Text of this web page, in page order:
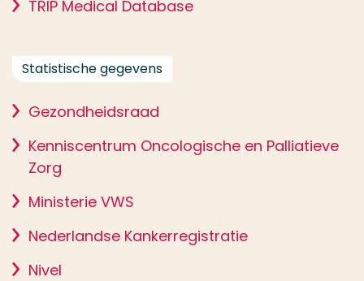
TRIP Medical Database
Statistische gegevens
Gezondheidsraad
Kenniscentrum Oncologische en Palliatieve
Zorg
Ministerie VWS
Nederlandse Kankerregistratie
Nivel